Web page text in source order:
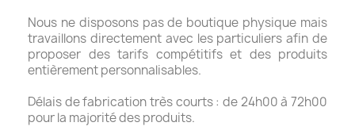
Nous ne disposons pas de boutique physique mais
travaillons directement avec les particuliers afin de
proposer des tarifs compétitifs et des produits
entièrement personnalisables.
Délais de fabrication très courts : de 24h00 à 72h00
pour la majorité des produits.